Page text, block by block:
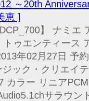
～20th
恵 ]
】 ナミエ
トゥエンティース
年02月27日 予
ック・クリエイ
カラー リニア
サラウン